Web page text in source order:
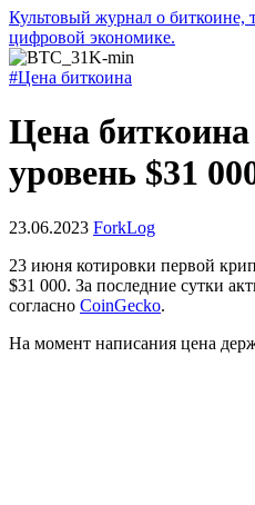
Культовый журнал о биткоине,
цифровой экономике.
#Цена биткоина
Цена биткоина
уровень $31
23.06.2023 ForkLog
23 июня котировки первой
$31 000. За последние сутки
согласно CoinGecko.
На момент написания цена